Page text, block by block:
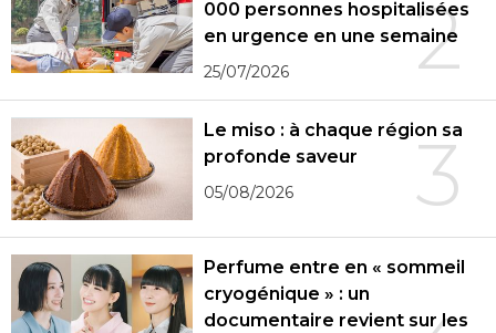
2
000 personnes hospitalisées
en urgence en une semaine
25/07/2026
3
Le miso : à chaque région sa
profonde saveur
05/08/2026
Perfume entre en « sommeil
cryogénique » : un
documentaire revient sur les